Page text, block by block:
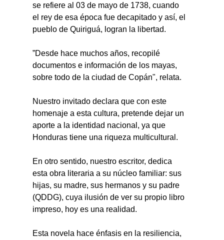
se refiere al 03 de mayo de 1738, cuando
el rey de esa época fue decapitado y así, el
pueblo de Quiriguá, logran la libertad.
”Desde hace muchos años, recopilé
documentos e información de los mayas,
sobre todo de la ciudad de Copán", relata.
Nuestro invitado declara que con este
homenaje a esta cultura, pretende dejar un
aporte a la identidad nacional, ya que
Honduras tiene una riqueza multicultural.
En otro sentido, nuestro escritor, dedica
esta obra literaria a su núcleo familiar: sus
hijas, su madre, sus hermanos y su padre
(QDDG), cuya ilusión de ver su propio libro
impreso, hoy es una realidad.
Esta novela hace énfasis en la resiliencia,